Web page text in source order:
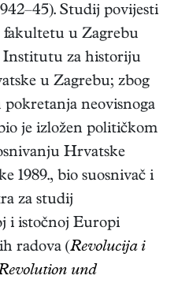
Studij povijesti
fakultetu u Zagrebu
Institutu za historiju
u Zagrebu; zbog
neovisnoga
je izložen političkom
Hrvatske
1989., bio suosnivač i
za studij
i istočnoj Europi
radova (Revolucija i
und